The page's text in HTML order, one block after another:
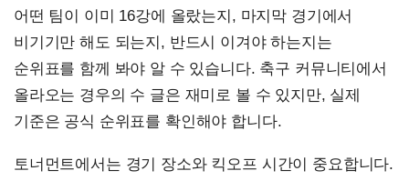
어떤 팀이 이미 16강에 올랐는지, 마지막 경기에서
비기기만 해도 되는지, 반드시 이겨야 하는지는
순위표를 함께 봐야 알 수 있습니다. 축구 커뮤니티에서
올라오는 경우의 수 글은 재미로 볼 수 있지만, 실제
기준은 공식 순위표를 확인해야 합니다.
토너먼트에서는 경기 장소와 킥오프 시간이 중요합니다.